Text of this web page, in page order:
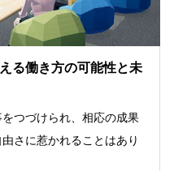
る働き方の可能性と未
つづけられ、相応の成果
さに惹かれることはあり